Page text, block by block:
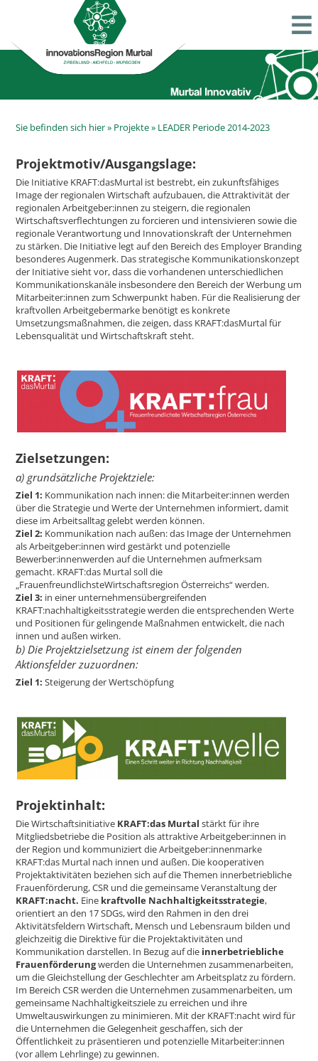
Sie befinden sich hier » Projekte» LEADER Periode 2014-2023
Projektmotiv/Ausgangslage:
Die Initiative KRAFT:dasMurtal ist bestrebt, ein zukunftsfähiges
Image der regionalen Wirtschaft aufzubauen, die Attraktivität der
regionalen Arbeitgeber:innen zu steigern, die regionalen
Wirtschaftsverflechtungen zu forcieren und intensivieren sowie die
regionale Verantwortung und Innovationskraft der Unternehmen
zu stärken. Die Initiative legt auf den Bereich des Employer Branding
besonderes Augenmerk. Das strategische Kommunikationskonzept
der Initiative sieht vor, dass die vorhandenen unterschiedlichen
Kommunikationskanäle insbesondere den Bereich der Werbung um
Mitarbeiter:innen zum Schwerpunkt haben. Für die Realisierung der
kraftvollen Arbeitgebermarke benötigt es konkrete
Umsetzungsmaßnahmen, die zeigen, dass KRAFT:dasMurtal für
Lebensqualität und Wirtschaftskraft steht.
Zielsetzungen:
a) grundsätzliche Projektziele:
Ziel 1: Kommunikation nach innen: die Mitarbeiter:innen werden
über die Strategie und Werte der Unternehmen informiert, damit
diese im Arbeitsalltag gelebt werden können.
Ziel 2: Kommunikation nach außen: das Image der Unternehmen
als Arbeitgeber:innen wird gestärkt und potenzielle
Bewerber:innenwerden auf die Unternehmen aufmerksam
gemacht. KRAFT:das Murtal soll die
„FrauenfreundlichsteWirtschaftsregion Österreichs“ werden.
Ziel 3: in einer unternehmensübergreifenden
KRAFT:nachhaltigkeitsstrategie werden die entsprechenden Werte
und Positionen für gelingende Maßnahmen entwickelt, die nach
innen und außen wirken.
b) Die Projektzielsetzung ist einem der folgenden
Aktionsfelder zuzuordnen:
Ziel 1: Steigerung der Wertschöpfung
Projektinhalt:
Die Wirtschaftsinitiative KRAFT:das Murtal stärkt für ihre
Mitgliedsbetriebe die Position als attraktive Arbeitgeber:innen in
der Region und kommuniziert die Arbeitgeber:innenmarke
KRAFT:das Murtal nach innen und außen. Die kooperativen
Projektaktivitäten beziehen sich auf die Themen innerbetriebliche
Frauenförderung, CSR und die gemeinsame Veranstaltung der
KRAFT:nacht. Eine kraftvolle Nachhaltigkeitsstrategie,
orientiert an den 17 SDGs, wird den Rahmen in den drei
Aktivitätsfeldern Wirtschaft, Mensch und Lebensraum bilden und
gleichzeitig die Direktive für die Projektaktivitäten und
Kommunikation darstellen. In Bezug auf die innerbetriebliche
Frauenförderungwerden die Unternehmen zusammenarbeiten,
um die Gleichstellung der Geschlechter am Arbeitsplatz zu fördern.
Im Bereich CSR werden die Unternehmen zusammenarbeiten, um
gemeinsame Nachhaltigkeitsziele zu erreichen und ihre
Umweltauswirkungen zu minimieren. Mit der KRAFT:nacht wird für
die Unternehmen die Gelegenheit geschaffen, sich der
Öffentlichkeit zu präsentieren und potenzielle Mitarbeiter:innen
(vor allem Lehrlinge) zu gewinnen.